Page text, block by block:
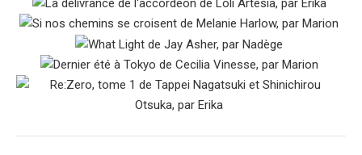
LECTURES
MES CRITIQUES
MARION